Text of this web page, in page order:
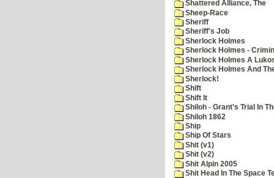
Shattered Alliance, The
Sheep-Race
Sheriff
Sheriff's Job
Sherlock Holmes
Sherlock Holmes -
Sherlock Holmes A
Sherlock Holmes And
Sherlock!
Shift
Shift It
Shiloh - Grant's Trial In
Shiloh 1862
Ship
Ship Of Stars
Shit (v1)
Shit (v2)
Shit Alpin 2005
Shit Head In The Space